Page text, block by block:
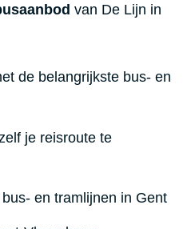
van De Lijn in
de belangrijkste bus- en
je reisroute te
en tramlijnen in Gent